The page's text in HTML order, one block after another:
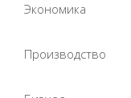
Экономика
Производство